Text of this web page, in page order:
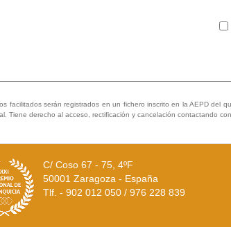
facilitados serán registrados en un fichero inscrito en la AEPD del
Tiene derecho al acceso, rectificación y cancelación contactando
C/ Coso 67 - 75, 4ºF
50001 Zaragoza - España
Tlf. - 902 012 050 / 976 228 839